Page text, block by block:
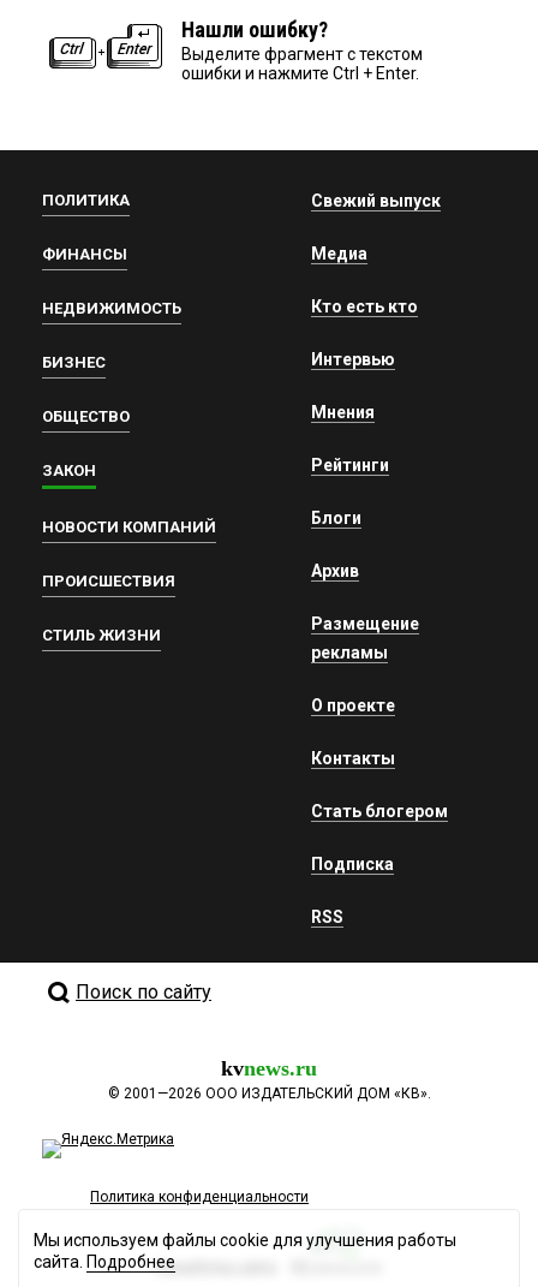
Нашли ошибку?
Выделите фрагмент с текстом
ошибки и нажмите Ctrl + Enter.
ПОЛИТИКА
ФИНАНСЫ
НЕДВИЖИМОСТЬ
БИЗНЕС
ОБЩЕСТВО
ЗАКОН
НОВОСТИ КОМПАНИЙ
ПРОИСШЕСТВИЯ
СТИЛЬ ЖИЗНИ
Свежий выпуск
Медиа
Кто есть кто
Интервью
Мнения
Рейтинги
Блоги
Архив
Размещение
рекламы
О проекте
Контакты
Стать блогером
Подписка
RSS
Поиск по сайту
kvnews.ru
© 2001—2026 ООО ИЗДАТЕЛЬСКИЙ ДОМ «КВ».
Политика конфиденциальности
Разработка сайта
Мы используем файлы cookie для улучшения работы
сайта. Подробнее